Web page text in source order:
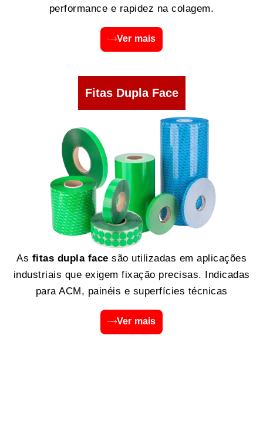
performance e rapidez na colagem.
Ver mais
Fitas Dupla Face
As fitas dupla face são utilizadas em aplicações
industriais que exigem fixação precisas. Indicadas
para ACM, painéis e superfícies técnicas
Ver mais